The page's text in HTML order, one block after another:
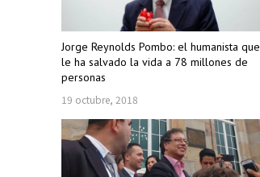
Jorge Reynolds Pombo: el humanista que
le ha salvado la vida a 78 millones de
personas
19 octubre, 2018